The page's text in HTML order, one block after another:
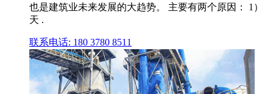
也是建筑业未来发展的大趋势。 主要有两个原因： 1）
天 .
联系电话: 180 3780 8511